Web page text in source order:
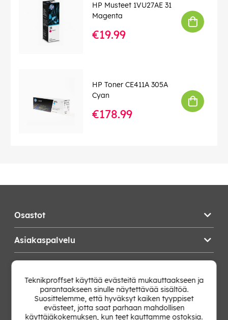
HP Musteet 1VU27AE 31
Magenta
€19.99
HP Toner CE411A 305A
Cyan
€178.99
Osastot
Asiakaspalvelu
Vaihda Maa
Teknikproffset käyttää evästeitä mukauttaakseen ja
parantaakseen sinulle näytettävää sisältöä.
Suosittelemme, että hyväksyt kaiken tyyppiset
evästeet, jotta saat parhaan mahdollisen
käyttäjäkokemuksen, kun teet kauttamme ostoksia.